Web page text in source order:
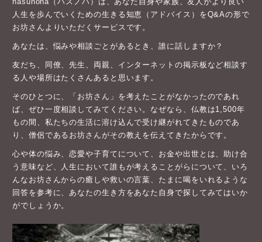
人生を歩んでいくための生きる知恵（アドバイス）をQ&Aの形で
お坊さんよりいただくサービスです。
あなたは、悩みや相談ごとがあるとき、誰に話しますか？
友だち、同僚、先生、両親、インターネットの掲示板など相談す
る人や場所はたくさんあると思います。
そのひとつに、「お坊さん」を考えたことがなかったのであれ
ば、ぜひ一度相談してみてください。なぜなら、仏教は1,500年
もの間、私たちの生活に溶け込んで受け継がれてきたものであ
り、僧侶であるお坊さんがその教えを伝えてきたからです。
心や体の悩み、恋愛や子育てについて、お金や出世とは、助け合
う意味など、人生において誰もが考えることがらについて、いろ
んなお坊さんからの癒しや救いの言葉、たまに喝をいれるような
回答を参考に、あなたの生き方をあなた自身で探してみてはいか
がでしょうか。